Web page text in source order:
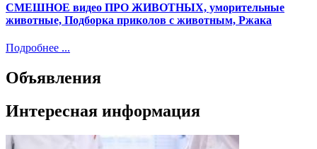
СМЕШНОЕ видео ПРО ЖИВОТНЫХ, уморительные
животные, Подборка приколов с животным, Ржака
Подробнее ...
Объявления
Интересная информация